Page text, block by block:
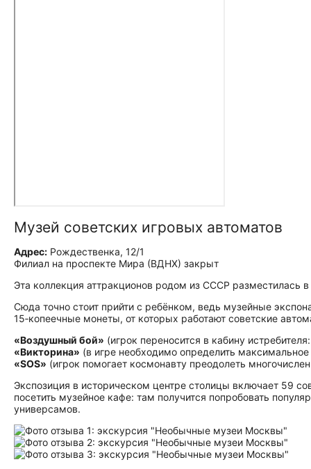
Музей советских игровых автоматов
Адрес: Рождественка, 12/1
Филиал на проспекте Мира (ВДНХ) закрыт
Эта коллекция аттракционов родом из СССР разместилась
Сюда точно стоит прийти с ребёнком, ведь музейные
15‑копеечные монеты, от которых работают советские
«Воздушный бой» (игрок переносится в кабину
«Викторина» (в игре необходимо определить
«SOS» (игрок помогает космонавту преодолеть
Экспозиция в историческом центре столицы включает 59
посетить музейное кафе: там получится попробовать
универсамов.